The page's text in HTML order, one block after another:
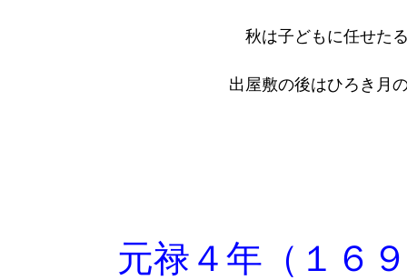
秋は子どもに任せた
出屋敷の後はひろき月
元禄４年（１６